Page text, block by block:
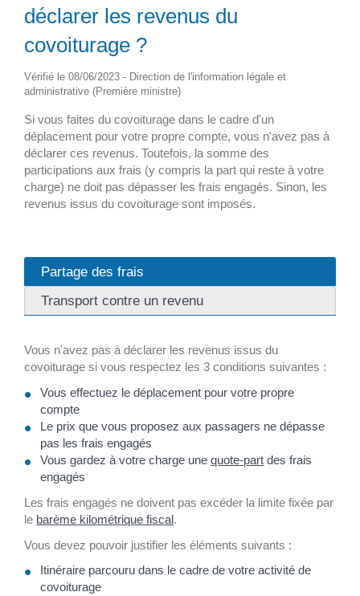
déclarer les revenus du
covoiturage ?
Vérifié le 08/06/2023 - Direction de l'information légale et
administrative (Première ministre)
Si vous faites du covoiturage dans le cadre d'un
déplacement pour votre propre compte, vous n'avez pas à
déclarer ces revenus. Toutefois, la somme des
participations aux frais (y compris la part qui reste à votre
charge) ne doit pas dépasser les frais engagés. Sinon, les
revenus issus du covoiturage sont imposés.
Partage des frais
Transport contre un revenu
Vous n'avez pas à déclarer les revenus issus du
covoiturage si vous respectez les 3 conditions suivantes :
Vous effectuez le déplacement pour votre propre
compte
Le prix que vous proposez aux passagers ne dépasse
pas les frais engagés
Vous gardez à votre charge une quote-part des frais
engagés
Les frais engagés ne doivent pas excéder la limite fixée par
le barème kilométrique fiscal.
Vous devez pouvoir justifier les éléments suivants :
Itinéraire parcouru dans le cadre de votre activité de
covoiturage